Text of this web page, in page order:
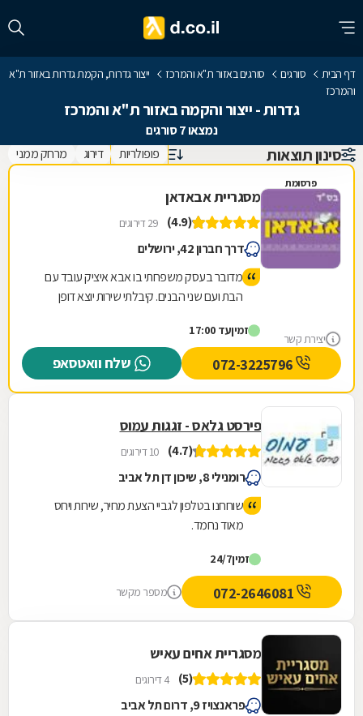
דף הבית סורגים סורגים באזור ת"א והמרכז
ייצור גדרות, הקמת גדרות באזור ת"א
והמרכז
גדרות - ייצור והקמה באזור ת"א והמרכז
נמצאו 7 סורגים
סינון תוצאות פופולריות דירוג מרחק ממני
פרסומת
יצירת קשר
מסגריית אבאדאן
(4.9) 29 דירוגים
דרך חברון 42, ירושלים
מדובר בעסק משפחתי בו אבא איציק עובד עם
הבת ועם שני הבנים. קיבלתי שירות יוצא דופן
תוך חצי שעה מוצר שביקשתי וזאת ממש בזול.
טיב המוצר מעולה. כמו כן ביקרתי בחנות שלהם
עם מבחר ענק של רהיטי גן ועוד המון דברים
חיוניים. החנות נמצצת ברחוב הרכב 46.
זמיןעד 17:00
שלח וואטסאפ
פירסט גלאס - זגגות עמוס
(4.7) 10 דירוגים
רומנילי 8, שיכון דן תל אביב
שוחחנו בטלפון לגביי הצעת מחיר, שירות ויחס
מאוד נחמד.
זמין24/7
מספר מקשר
מסגריית אחים עאיש
(5) 4 דירוגים
פראנצויז 9, דרום תל אביב